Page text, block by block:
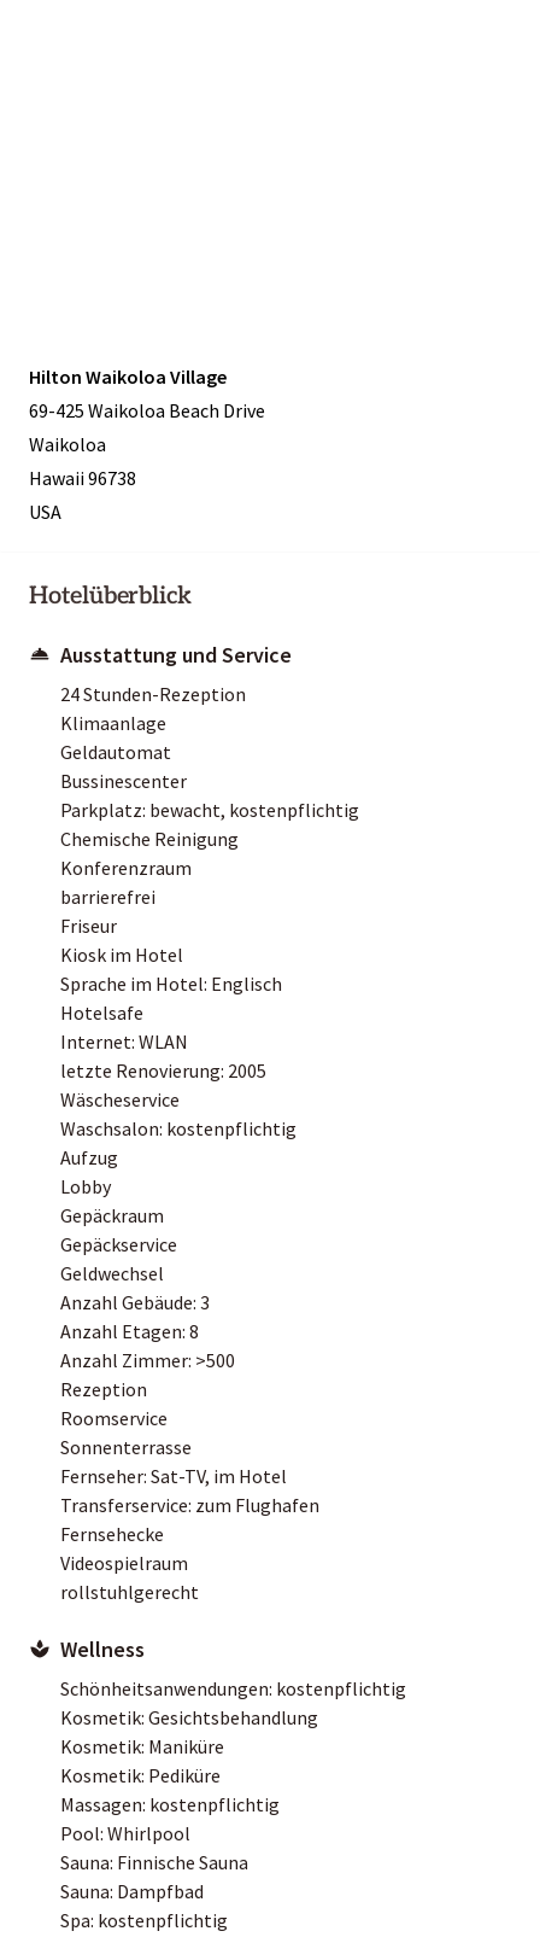
Hilton Waikoloa Village
69-425 Waikoloa Beach Drive
Waikoloa
Hawaii 96738
USA
Hotelüberblick
Ausstattung und Service
24 Stunden-Rezeption
Klimaanlage
Geldautomat
Bussinescenter
Parkplatz: bewacht, kostenpflichtig
Chemische Reinigung
Konferenzraum
barrierefrei
Friseur
Kiosk im Hotel
Sprache im Hotel: Englisch
Hotelsafe
Internet: WLAN
letzte Renovierung: 2005
Wäscheservice
Waschsalon: kostenpflichtig
Aufzug
Lobby
Gepäckraum
Gepäckservice
Geldwechsel
Anzahl Gebäude: 3
Anzahl Etagen: 8
Anzahl Zimmer: >500
Rezeption
Roomservice
Sonnenterrasse
Fernseher: Sat-TV, im Hotel
Transferservice: zum Flughafen
Fernsehecke
Videospielraum
rollstuhlgerecht
Wellness
Schönheitsanwendungen: kostenpflichtig
Kosmetik: Gesichtsbehandlung
Kosmetik: Maniküre
Kosmetik: Pediküre
Massagen: kostenpflichtig
Pool: Whirlpool
Sauna: Finnische Sauna
Sauna: Dampfbad
Spa: kostenpflichtig